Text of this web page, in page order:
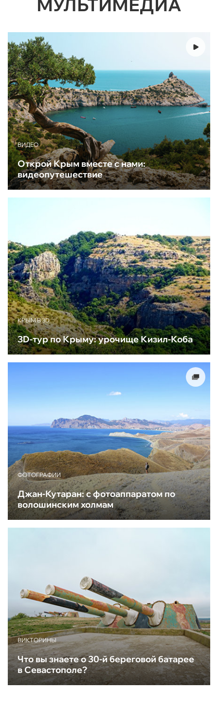
МУЛЬТИМЕДИА
ВИДЕО
Открой Крым вместе с нами:
видеопутешествие
КРЫМ В 3D
3D-тур по Крыму: урочище Кизил-Коба
ФОТОГРАФИИ
Джан-Кутаран: с фотоаппаратом по
волошинским холмам
ВИКТОРИНЫ
Что вы знаете о 30-й береговой батарее
в Севастополе?